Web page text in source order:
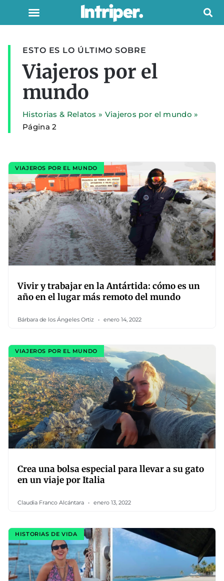
ESTO ES LO ÚLTIMO SOBRE
Viajeros por el
mundo
Historias & Relatos » Viajeros por el mundo »
Página 2
VIAJEROS POR EL MUNDO
Vivir y trabajar en la Antártida: cómo es un
año en el lugar más remoto del mundo
Bárbara de los Ángeles Ortiz enero 14, 2022
VIAJEROS POR EL MUNDO
Crea una bolsa especial para llevar a su gato
en un viaje por Italia
Claudia Franco Alcántara enero 13, 2022
HISTORIAS DE VIDA